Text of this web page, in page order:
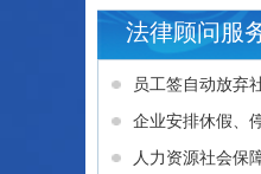
法律顾问服
员工签自动放弃
企业安排休假、
人力资源社会保